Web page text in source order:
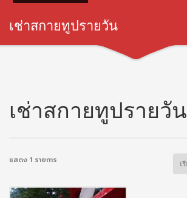
เช่าสกายทูปรายวัน
เช่าสกายทูปรายวัน
แสดง 1 รายการ